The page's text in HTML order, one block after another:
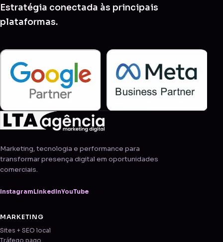
Estratégia conectada às principais
plataformas.
Marketing, tecnologia e performance para
transformar presença digital em oportunidades
comerciais.
Instagram LinkedInYouTube
MARKETING
Sites + SEO local